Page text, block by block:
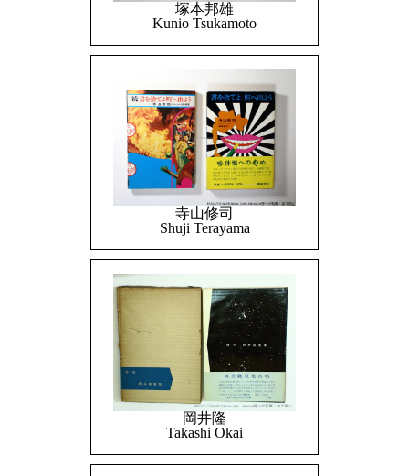
塚本邦雄
Kunio Tsukamoto
寺山修司
Shuji Terayama
岡井隆
Takashi Okai